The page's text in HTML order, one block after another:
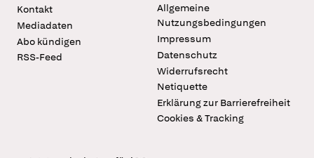
Kontakt
Mediadaten
Abo kündigen
RSS-Feed
Allgemeine
Nutzungsbedingungen
Impressum
Datenschutz
Widerrufsrecht
Netiquette
Erklärung zur Barrierefreiheit
Cookies & Tracking